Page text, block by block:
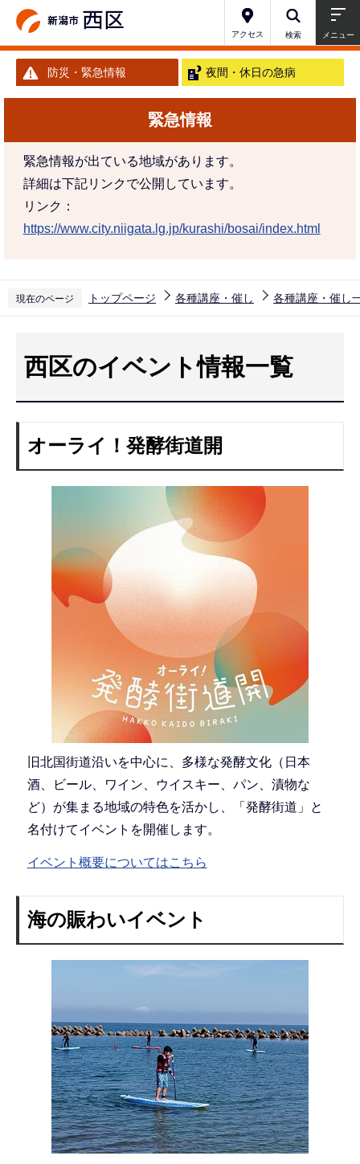
ジ
先
アクセス 検索 メニュー
防災・緊急情報 夜間・休日の急病
緊急情報
緊急情報が出ている地域があります。
詳細は下記リンクで公開しています。
リンク：
https://www.city.niigata.lg.jp/kurashi/bosai/index.html
現在のページ トップページ 各種講座・催し 各種講座・催し
西区のイベント情報一覧
オーライ！発酵街道開
旧北国街道沿いを中心に、多様な発酵文化（日本
酒、ビール、ワイン、ウイスキー、パン、漬物な
ど）が集まる地域の特色を活かし、「発酵街道」と
名付けてイベントを開催します。
イベント概要についてはこちら
海の賑わいイベント